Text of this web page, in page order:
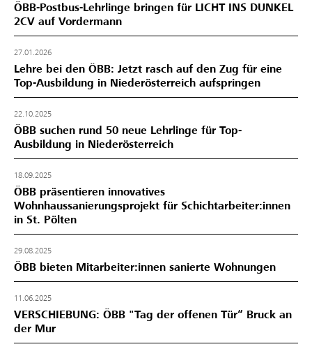
ÖBB-Postbus-Lehrlinge bringen für LICHT INS DUNKEL
2CV auf Vordermann
27.01.2026
Lehre bei den ÖBB: Jetzt rasch auf den Zug für eine
Top-Ausbildung in Niederösterreich aufspringen
22.10.2025
ÖBB suchen rund 50 neue Lehrlinge für Top-
Ausbildung in Niederösterreich
18.09.2025
ÖBB präsentieren innovatives
Wohnhaussanierungsprojekt für Schichtarbeiter:innen
in St. Pölten
29.08.2025
ÖBB bieten Mitarbeiter:innen sanierte Wohnungen
11.06.2025
VERSCHIEBUNG: ÖBB "Tag der offenen Tür“ Bruck an
der Mur